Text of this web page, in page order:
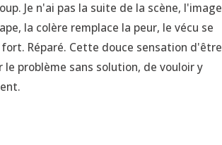
Je n'ai pas la suite de la scène, l'image
la colère remplace la peur, le vécu se
Réparé. Cette douce sensation d'être
problème sans solution, de vouloir y